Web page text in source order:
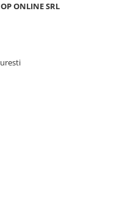
ONLINE SRL